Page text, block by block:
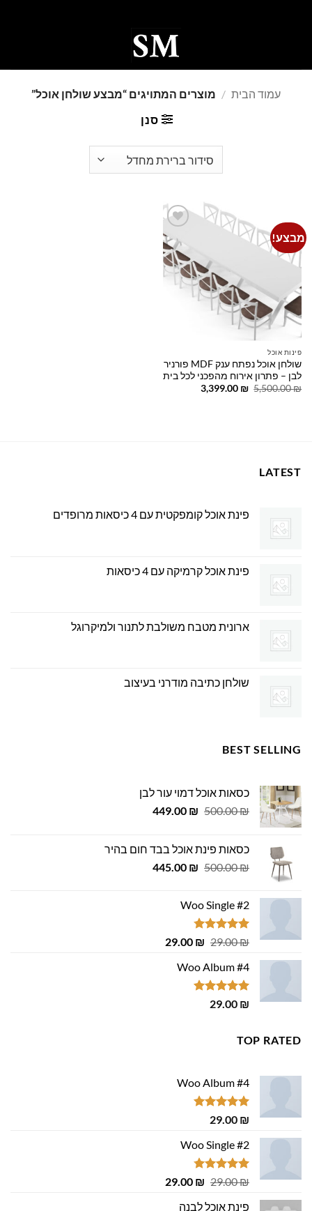
עמוד הבית / מוצרים המתויגים “מבצע שולחן אוכל”
סנן
מבצע!
Add to
wishlist
פינות אוכל
שולחן אוכל נפתח ענק MDF פורניר
לבן – פתרון אירוח מהפכני לכל בית
5,500.00₪
המחיר
3,399.00 ₪
המחיר
LATEST
פינת אוכל קומפקטית עם 4 כיסאות מרופדים
פינת אוכל קרמיקה עם 4 כיסאות
ארונית מטבח משולבת לתנור ולמיקרוגל
שולחן כתיבה מודרני בעיצוב
BEST SELLING
כסאות אוכל דמוי עור לבן
500.00₪
המחיר
500.00 ₪.
449.00 ₪
המחיר
449.00 ₪.
כסאות פינת אוכל בבד חום בהיר
500.00₪
המחיר
500.00 ₪.
445.00 ₪
המחיר
Woo Single #2
דורג4.75
29.00₪
המחיר
היה:
29.00 ₪.
29.00 ₪
המחיר
Woo Album #4
דורג5.00
29.00 ₪
TOP RATED
Woo Album #4
דורג5.00
29.00 ₪
Woo Single #2
דורג4.75
29.00₪
המחיר
29.00 ₪
המחיר
פינת אוכל לבנה